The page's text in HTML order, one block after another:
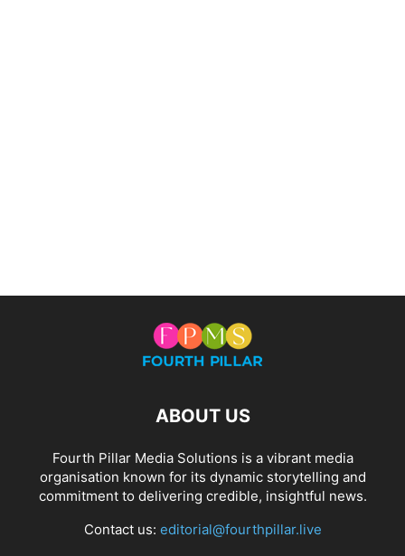
ABOUT US
Fourth Pillar Media Solutions is a vibrant media
organisation known for its dynamic storytelling and
commitment to delivering credible, insightful news.
Contact us: editorial@fourthpillar.live